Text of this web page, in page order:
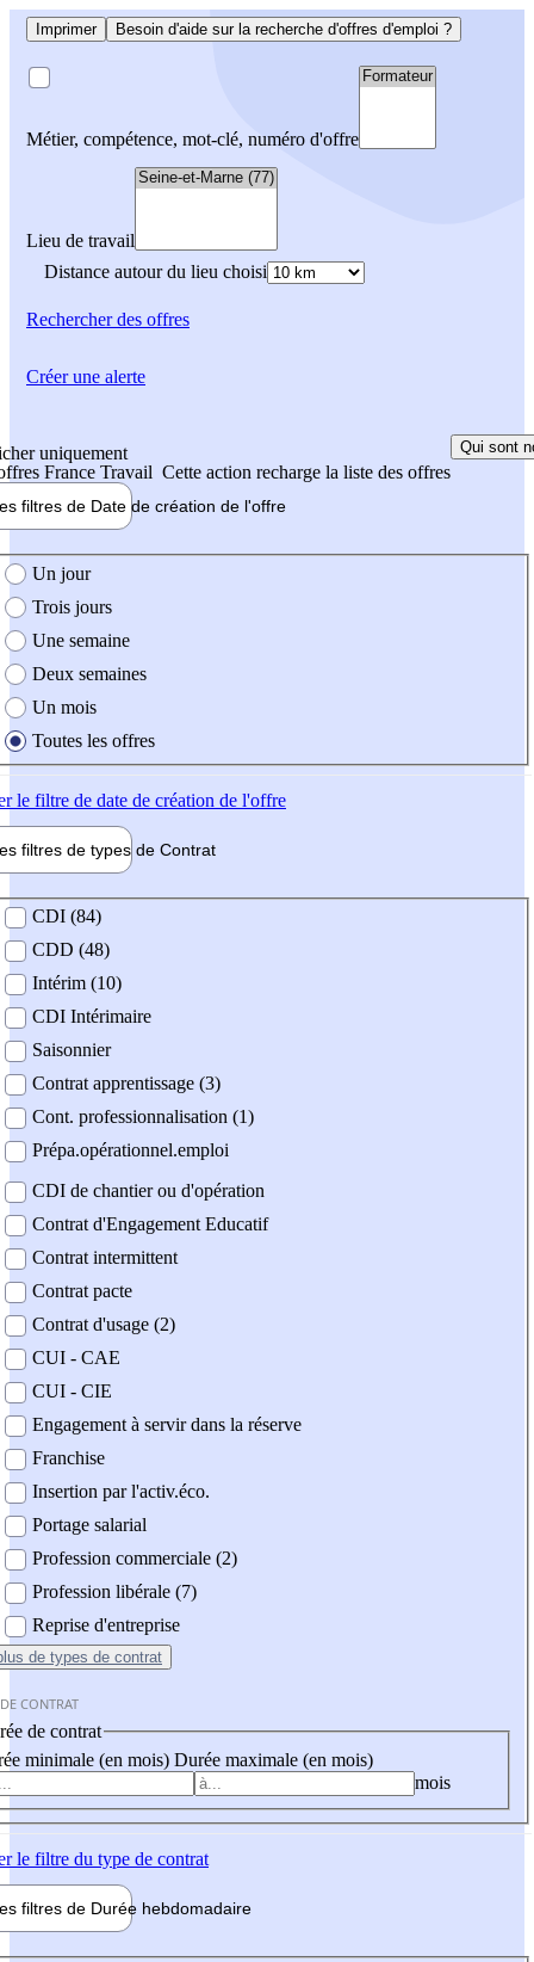
Imprimer Besoin d'aide sur la recherche d'offres d'emploi ?
Métier, compétence, mot-clé, numéro d'offre
Lieu de travail
Distance autour du lieu choisi
Rechercherdes offres
uniquement
France Travail Cette action recharge la liste des offres
Qui sont
filtres de Date de création de l'offre
création de l'offre
Un jour
Trois jours
Une semaine
Deux semaines
Un mois
Toutes les offres
le filtre de date de création de l'offre
filtres de types de Contrat
contrat
CDI (84)
CDD (48)
Intérim (10)
CDI Intérimaire
Saisonnier
Contrat apprentissage (3)
Cont. professionnalisation (1)
Prépa.opérationnel.emploi
CDI de chantier ou d'opération
Contrat d'Engagement Educatif
Contrat intermittent
Contrat pacte
Contrat d'usage (2)
CUI - CAE
CUI - CIE
Engagement à servir dans la réserve
Franchise
Insertion par l'activ.éco.
Portage salarial
Profession commerciale (2)
Profession libérale (7)
Reprise d'entreprise
de types de contrat
CONTRAT
de contrat
minimale (en mois) Durée maximale (en mois)
mois
le filtre du type de contrat
filtres de Durée hebdomadaire
Créer une alerte